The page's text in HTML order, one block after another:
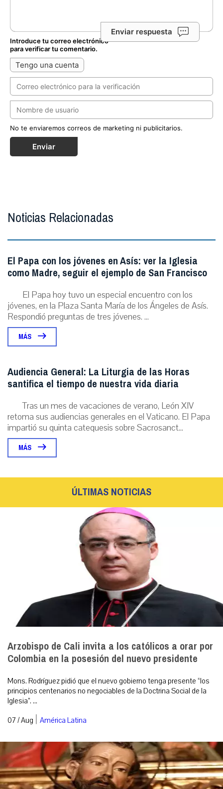
Enviar respuesta
Introduce tu correo electrónico
para verificar tu comentario.
Tengo una cuenta
No te enviaremos correos de marketing ni publicitarios.
Enviar
Noticias Relacionadas
El Papa con los jóvenes en Asís: ver la Iglesia
como Madre, seguir el ejemplo de San Francisco
El Papa hoy tuvo un especial encuentro con los
jóvenes, en la Plaza Santa María de los Ángeles de Asís.
Respondió preguntas de tres jóvenes. ...
MÁS
Audiencia General: La Liturgia de las Horas
santifica el tiempo de nuestra vida diaria
Tras un mes de vacaciones de verano, León XIV
retoma sus audiencias generales en el Vaticano. El Papa
impartió su quinta catequesis sobre Sacrosanct...
MÁS
ÚLTIMAS NOTICIAS
Arzobispo de Cali invita a los católicos a orar por
Colombia en la posesión del nuevo presidente
Mons. Rodríguez pidió que el nuevo gobierno tenga presente “los
principios centenarios no negociables de la Doctrina Social de la
Iglesia”. ...
07 / Aug | América Latina